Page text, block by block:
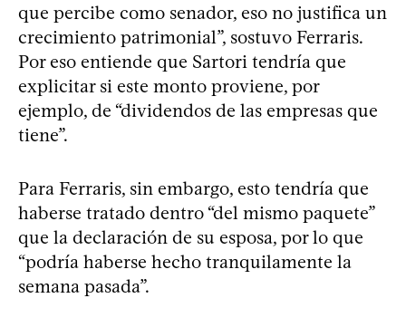
que percibe como senador, eso no justifica un
crecimiento patrimonial”, sostuvo Ferraris.
Por eso entiende que Sartori tendría que
explicitar si este monto proviene, por
ejemplo, de “dividendos de las empresas que
tiene”.
Para Ferraris, sin embargo, esto tendría que
haberse tratado dentro “del mismo paquete”
que la declaración de su esposa, por lo que
“podría haberse hecho tranquilamente la
semana pasada”.